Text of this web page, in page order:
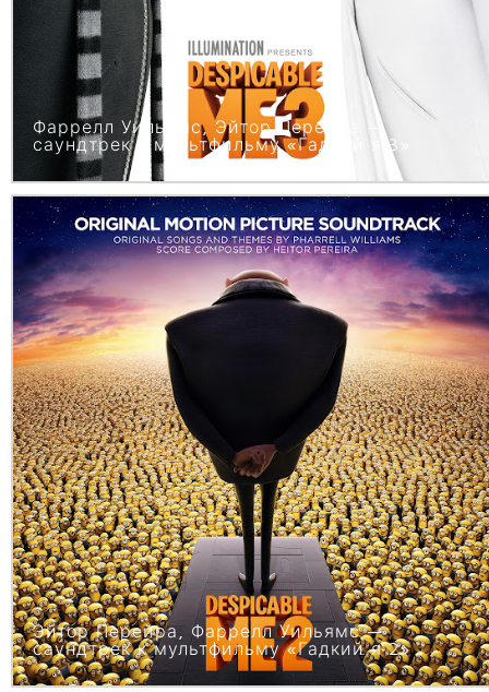
Фаррелл Уильямс, Эйтор Перейра —
саундтрек к мультфильму «Гадкий я 3»
Эйтор Перейра, Фаррелл Уильямс —
саундтрек к мультфильму «Гадкий я 2»
Эйтор Перейра, Фаррелл Уильямс —
саундтрек к мультфильму «Гадкий я»